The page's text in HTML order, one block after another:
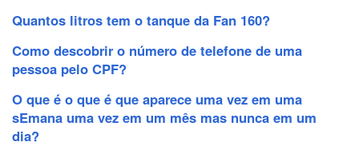
Quantos litros tem o tanque da Fan 160?
Como descobrir o número de telefone de uma
pessoa pelo CPF?
O que é o que é que aparece uma vez em uma
sEmana uma vez em um mês mas nunca em um
dia?